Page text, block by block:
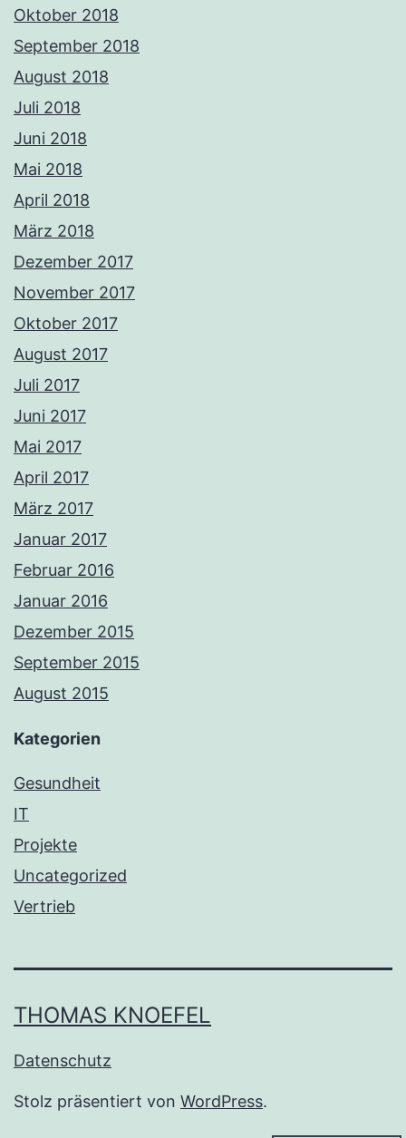
Oktober 2018
September 2018
August 2018
Juli 2018
Juni 2018
Mai 2018
April 2018
März 2018
Dezember 2017
November 2017
Oktober 2017
August 2017
Juli 2017
Juni 2017
Mai 2017
April 2017
März 2017
Januar 2017
Februar 2016
Januar 2016
Dezember 2015
September 2015
August 2015
Kategorien
Gesundheit
IT
Projekte
Uncategorized
Vertrieb
THOMAS KNOEFEL
Datenschutz
Stolz präsentiert von WordPress.